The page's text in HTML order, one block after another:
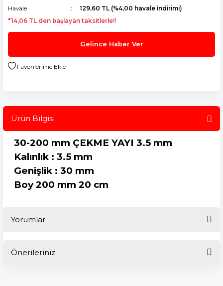
Havale
129,60 TL (%4,00 havale indirimi)
*14,06 TL den başlayan taksitlerle!!
Gelince Haber Ver
Ürün Bilgisi
30-200 mm ÇEKME YAYI 3.5 mm
Kalınlık : 3.5 mm
Genişlik : 30 mm
Boy 200 mm 20 cm
Yorumlar
Önerileriniz